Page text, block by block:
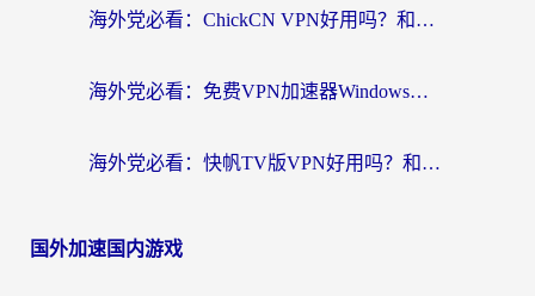
海外党必看：ChickCN VPN好用吗？和星河VPN对比哪个回国效果更好？附真实体验+避坑指南
海外党必看：免费VPN加速器Windows版怎么选？附真实测评与无缝访问国内资源指南
海外党必看：快帆TV版VPN好用吗？和hi龟龟VPN对比哪个回国效果更好？附免费加速器选择指南
国外加速国内游戏